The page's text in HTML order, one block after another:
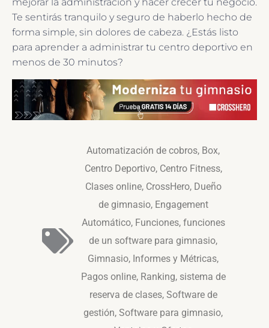
Te sentirás tranquilo y seguro de haberlo hecho de
forma simple, sin dolores de cabeza. ¿Estás listo
para aprender a administrar tu centro deportivo en
menos de 30 minutos?
Automatización de cobros, Box,
Centro Deportivo, Centro Fitness,
Clases online, CrossHero, Dueño
de gimnasio, Engagement
Automático, Funciones, funciones
de un software para gimnasio,
Gimnasio, Informes y Métricas,
Pagos online, Ranking, sistema de
reserva de clases, Software de
gestión, Software para gimnasio,